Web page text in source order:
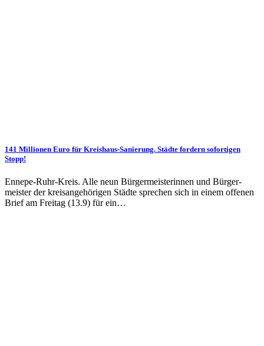
141 Millionen Euro für Kreishaus-Sanierung. Städte fordern sofortigen
Stopp!
Ennepe-Ruhr-Kreis. Alle neun Bürger­meister­innen und Bürger­
meister der kreisangehörigen Städte sprechen sich in einem offenen
Brief am Freitag (13.9) für ein…